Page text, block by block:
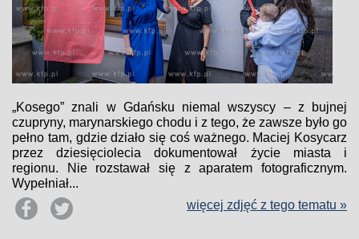
„Kosego” znali w Gdańsku niemal wszyscy – z bujnej
czupryny, marynarskiego chodu i z tego, że zawsze było go
pełno tam, gdzie działo się coś ważnego. Maciej Kosycarz
przez dziesięciolecia dokumentował życie miasta i
regionu. Nie rozstawał się z aparatem fotograficznym.
Wypełniał...
więcej zdjęć z tego tematu »